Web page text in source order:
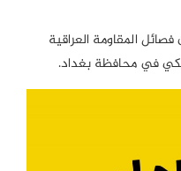
المقاومة العراقية
في محافظة بغداد.